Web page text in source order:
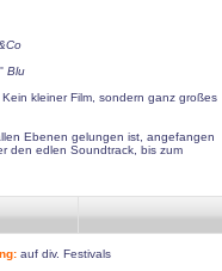
Blu
kleiner Film, sondern ganz großes
Ebenen gelungen ist, angefangen
den edlen Soundtrack, bis zum
auf div. Festivals